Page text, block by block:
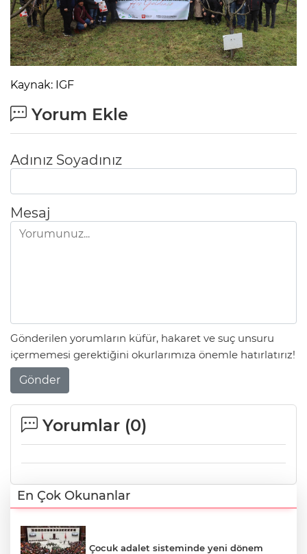
Kaynak: IGF
Yorum Ekle
Adınız Soyadınız
Mesaj
Gönderilen yorumların küfür, hakaret ve suç unsuru
içermemesi gerektiğini okurlarımıza önemle hatırlatırız!
Gönder
Yorumlar (0)
En Çok Okunanlar
Çocuk adalet sisteminde yeni dönem